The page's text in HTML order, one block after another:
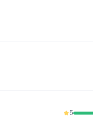
5
100%